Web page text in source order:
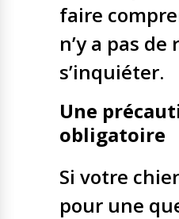
faire
n’y a pas de
s’inquiéter.
Une
obligatoire
Si votre
pour une